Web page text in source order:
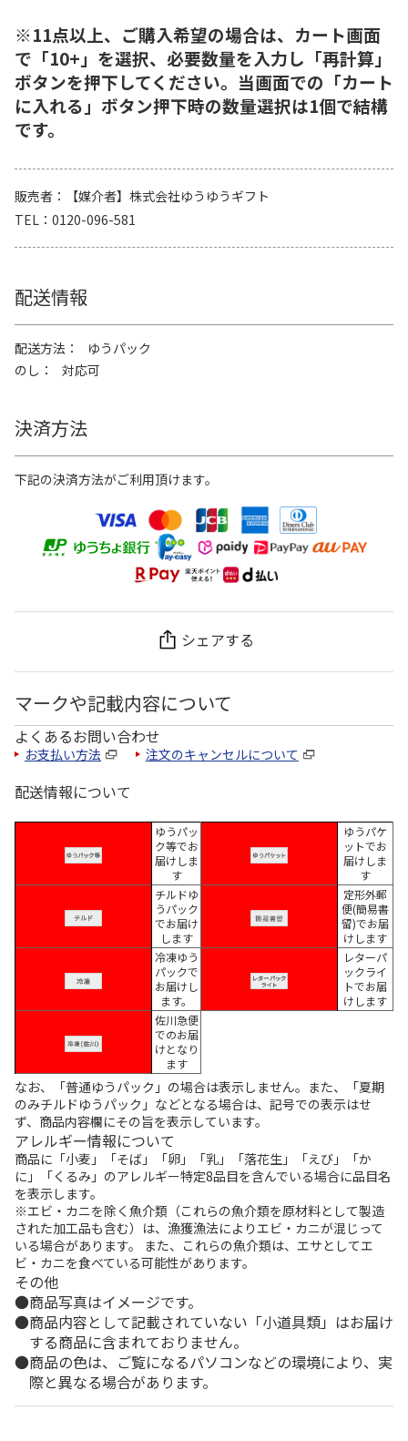
※11点以上、ご購入希望の場合は、カート画面
で「10+」を選択、必要数量を入力し「再計算」
ボタンを押下してください。当画面での「カート
に入れる」ボタン押下時の数量選択は1個で結構
です。
販売者
【媒介者】株式会社ゆうゆうギフト
TEL
0120-096-581
配送情報
配送方法
ゆうパック
のし
対応可
決済方法
下記の決済方法がご利用頂けます。
シェアする
マークや記載内容について
よくあるお問い合わせ
お支払い方法 注文のキャンセルについて
配送情報について
ゆうパッ
ク等でお
届けしま
す
ゆうパケ
ットでお
届けしま
す
チルドゆ
うパック
でお届け
します
定形外郵
便(簡易書
留)でお届
けします
冷凍ゆう
パックで
お届けし
ます。
レターパ
ックライ
トでお届
けします
佐川急便
でのお届
けとなり
ます
なお、「普通ゆうパック」の場合は表示しません。また、「夏期
のみチルドゆうパック」などとなる場合は、記号での表示はせ
ず、商品内容欄にその旨を表示しています。
アレルギー情報について
商品に「小麦」「そば」「卵」「乳」「落花生」「えび」「か
に」「くるみ」のアレルギー特定8品目を含んでいる場合に品目名
を表示します。
※エビ・カニを除く魚介類（これらの魚介類を原材料として製造
された加工品も含む）は、漁獲漁法によりエビ・カニが混じって
いる場合があります。 また、これらの魚介類は、エサとしてエ
ビ・カニを食べている可能性があります。
その他
商品写真はイメージです。
商品内容として記載されていない「小道具類」はお届け
する商品に含まれておりません。
商品の色は、ご覧になるパソコンなどの環境により、実
際と異なる場合があります。